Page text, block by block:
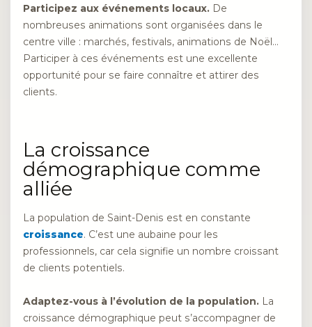
Participez aux événements locaux. De
nombreuses animations sont organisées dans le
centre ville : marchés, festivals, animations de Noël…
Participer à ces événements est une excellente
opportunité pour se faire connaître et attirer des
clients.
La croissance
démographique comme
alliée
La population de Saint-Denis est en constante
croissance. C’est une aubaine pour les
professionnels, car cela signifie un nombre croissant
de clients potentiels.
Adaptez-vous à l’évolution de la population. La
croissance démographique peut s’accompagner de